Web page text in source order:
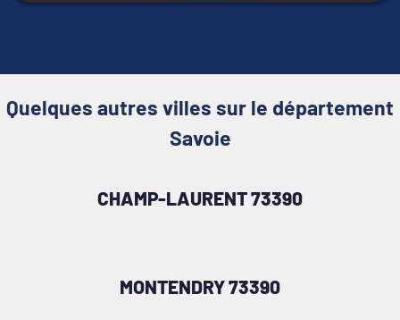
Quelques autres villes sur le département
Savoie
CHAMP-LAURENT 73390
MONTENDRY 73390